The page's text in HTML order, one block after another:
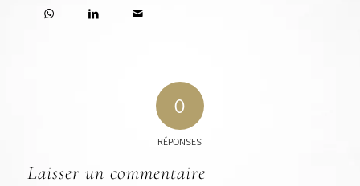
0
RÉPONSES
Laisser un commentaire